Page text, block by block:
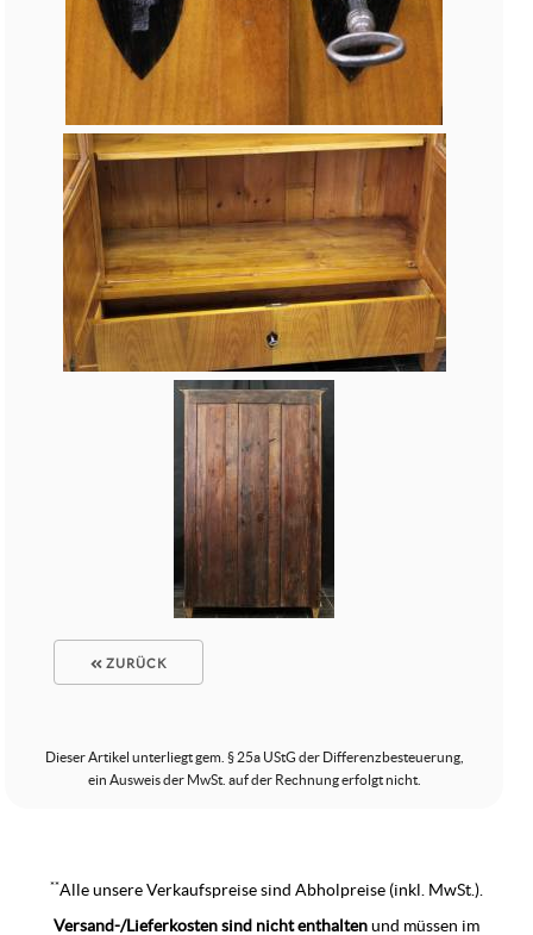
ZURÜCK
Dieser Artikel unterliegt gem. § 25a UStG der Differenzbesteuerung,
ein Ausweis der MwSt. auf der Rechnung erfolgt nicht.
**Alle unsere Verkaufspreise sind Abholpreise (inkl. MwSt.).
Versand-/Lieferkosten sind nicht enthalten und müssen im